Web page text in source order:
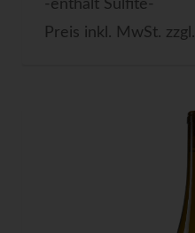
-enthält Sulfite-
Preis inkl. MwSt. zzgl.